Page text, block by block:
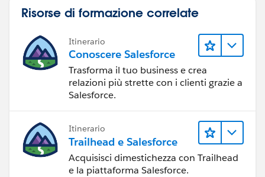
Risorse di formazione correlate
Itinerario
Conoscere Salesforce
Trasforma il tuo business e crea
relazioni più strette con i clienti grazie a
Salesforce.
Itinerario
Trailhead e Salesforce
Acquisisci dimestichezza con Trailhead
e la piattaforma Salesforce.